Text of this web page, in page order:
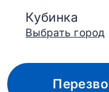
Кубинка
Выбрать город